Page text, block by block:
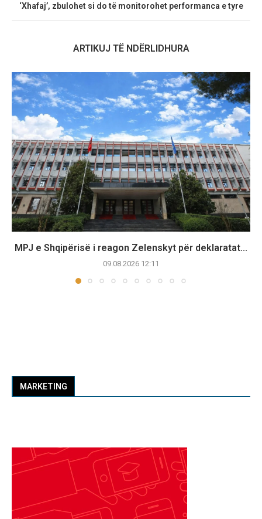
‘Xhafaj’, zbulohet si do të monitorohet performanca e tyre
ARTIKUJ TË NDËRLIDHURA
MPJ e Shqipërisë i reagon Zelenskyt për deklaratat...
09.08.2026 12:11
MARKETING